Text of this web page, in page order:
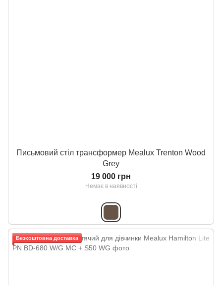
Письмовий стіл трансформер Mealux Trenton Wood
Grey
19 000 грн
Немає в наявності
Безкоштовна доставка